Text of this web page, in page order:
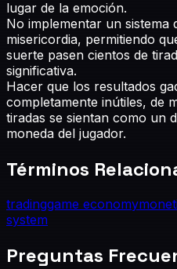
lugar de la emoción.
No implementar un sistema
misericordia, permitiendo
suerte pasen cientos de
significativa.
Hacer que los resultados
completamente inútiles, de
tiradas se sientan como un
moneda del jugador.
Términos
tradinggame economy
system
Preguntas